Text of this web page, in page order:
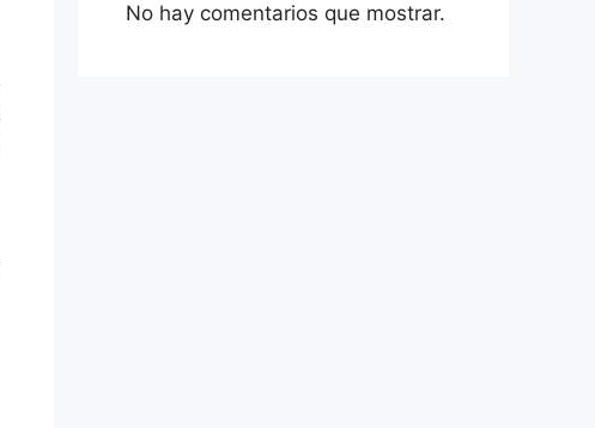
No hay comentarios que mostrar.